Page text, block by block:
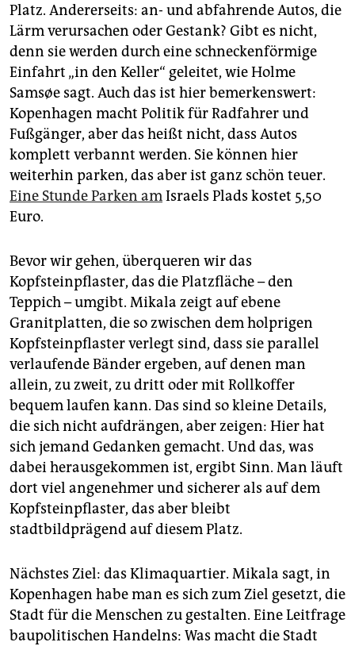
Platz. Andererseits: an- und abfahrende Autos, die
Lärm verursachen oder Gestank? Gibt es nicht,
denn sie werden durch eine schneckenförmige
Einfahrt „in den Keller“ geleitet, wie Holme
Samsøe sagt. Auch das ist hier bemerkenswert:
Kopenhagen macht Politik für Radfahrer und
Fußgänger, aber das heißt nicht, dass Autos
komplett verbannt werden. Sie können hier
weiterhin parken, das aber ist ganz schön teuer.
Eine Stunde Parken amIsraels Plads kostet 5,50
Euro.
Bevor wir gehen, überqueren wir das
Kopfsteinpflaster, das die Platzfläche – den
Teppich – umgibt. Mikala zeigt auf ebene
Granitplatten, die so zwischen dem holprigen
Kopfsteinpflaster verlegt sind, dass sie parallel
verlaufende Bänder ergeben, auf denen man
allein, zu zweit, zu dritt oder mit Rollkoffer
bequem laufen kann. Das sind so kleine Details,
die sich nicht aufdrängen, aber zeigen: Hier hat
sich jemand Gedanken gemacht. Und das, was
dabei herausgekommen ist, ergibt Sinn. Man läuft
dort viel angenehmer und sicherer als auf dem
Kopfsteinpflaster, das aber bleibt
stadtbildprägend auf diesem Platz.
Nächstes Ziel: das Klimaquartier. Mikala sagt, in
Kopenhagen habe man es sich zum Ziel gesetzt, die
Stadt für die Menschen zu gestalten. Eine Leitfrage
baupolitischen Handelns: Was macht die Stadt